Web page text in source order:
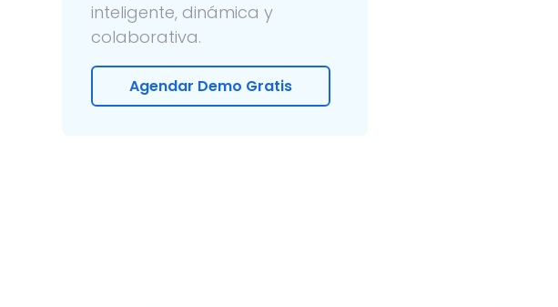
inteligente, dinámica y
colaborativa.
Agendar Demo Gratis